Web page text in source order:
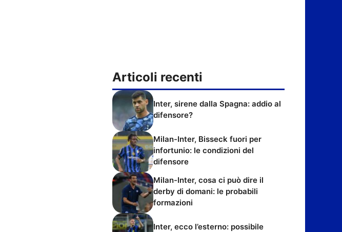
Articoli recenti
Inter, sirene dalla Spagna: addio al
difensore?
Milan-Inter, Bisseck fuori per
infortunio: le condizioni del
difensore
Milan-Inter, cosa ci può dire il
derby di domani: le probabili
formazioni
Inter, ecco l’esterno: possibile